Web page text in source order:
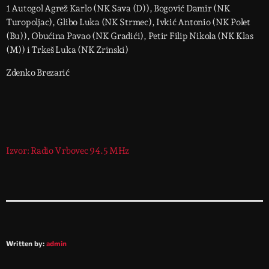
1 Autogol Agrež Karlo (NK Sava (D)), Bogović Damir (NK
Turopoljac), Glibo Luka (NK Strmec), Ivkić Antonio (NK Polet
(Bu)), Obućina Pavao (NK Gradići), Petir Filip Nikola (NK Klas
(M)) i Trkeš Luka (NK Zrinski)
Zdenko Brezarić
Izvor: Radio Vrbovec 94.5 MHz
Written by: admin